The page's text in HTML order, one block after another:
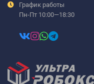
График работы
Пн-Пт 10:00—18:30